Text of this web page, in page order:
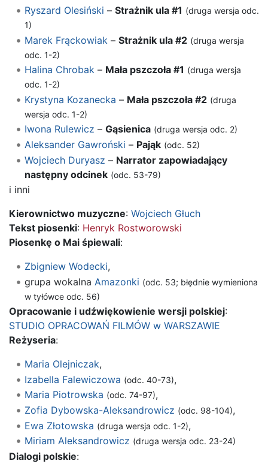
Ryszard Olesiński – Strażnik ula #1 (druga wersja odc.
1)
Marek Frąckowiak – Strażnik ula #2 (druga wersja
odc. 1-2)
Halina Chrobak– Mała pszczoła #1 (druga wersja
odc. 1-2)
Krystyna Kozanecka – Mała pszczoła #2 (druga
wersja odc. 1-2)
Iwona Rulewicz – Gąsienica (druga wersja odc. 2)
Aleksander Gawroński – Pająk (odc. 52)
Wojciech Duryasz – Narrator zapowiadający
następny odcinek (odc. 53-79)
i inni
Kierownictwo muzyczne: Wojciech Głuch
Tekst piosenki: Henryk Rostworowski
Piosenkę o Mai śpiewali:
Zbigniew Wodecki,
grupa wokalna Amazonki (odc. 53; błędnie wymieniona
w tyłówce odc. 56)
Opracowanie i udźwiękowienie wersji polskiej:
STUDIO OPRACOWAŃ FILMÓW w WARSZAWIE
Reżyseria:
Maria Olejniczak,
Izabella Falewiczowa (odc. 40-73),
Maria Piotrowska (odc. 74-97),
Zofia Dybowska-Aleksandrowicz (odc. 98-104),
Ewa Złotowska (druga wersja odc. 1-2),
Miriam Aleksandrowicz (druga wersja odc. 23-24)
Dialogi polskie: